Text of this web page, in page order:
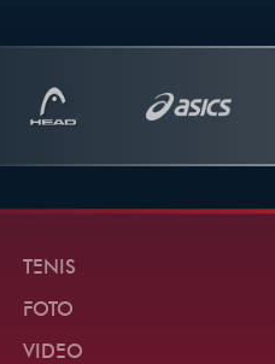
TENIS
FOTO
VIDEO